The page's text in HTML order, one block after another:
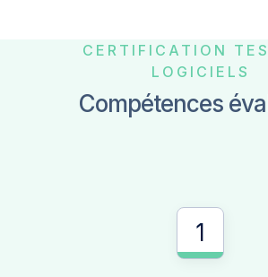
CERTIFICATION
LOGICIELS
Compétences
1